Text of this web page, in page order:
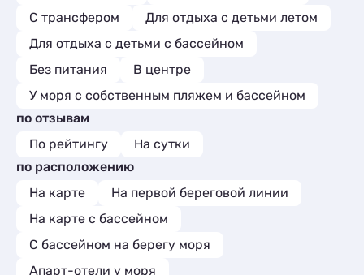
С трансфером
Для отдыха с детьми летом
Для отдыха с детьми с бассейном
Без питания
В центре
У моря с собственным пляжем и бассейном
по отзывам
По рейтингу
На сутки
по расположению
На карте
На первой береговой линии
На карте с бассейном
С бассейном на берегу моря
Апарт-отели у моря